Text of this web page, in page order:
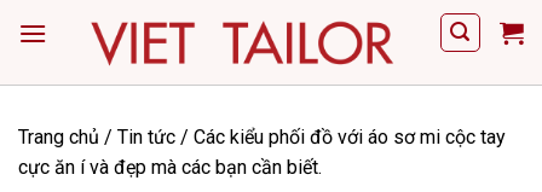
Trang chủ / Tin tức / Các kiểu phối đồ với áo sơ mi cộc tay
cực ăn í và đẹp mà các bạn cần biết.